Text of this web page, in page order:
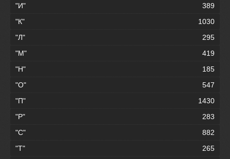
"И"
389
"К"
1030
"Л"
295
"М"
419
"Н"
185
"О"
547
"П"
1430
"Р"
283
"С"
882
"Т"
265